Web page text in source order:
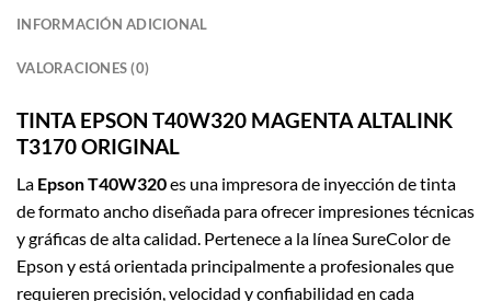
INFORMACIÓN ADICIONAL
VALORACIONES (0)
TINTA EPSON T40W320 MAGENTA ALTALINK
T3170 ORIGINAL
La Epson T40W320es una impresora de inyección de tinta
de formato ancho diseñada para ofrecer impresiones técnicas
y gráficas de alta calidad. Pertenece a la línea SureColor de
Epson y está orientada principalmente a profesionales que
requieren precisión, velocidad y confiabilidad en cada